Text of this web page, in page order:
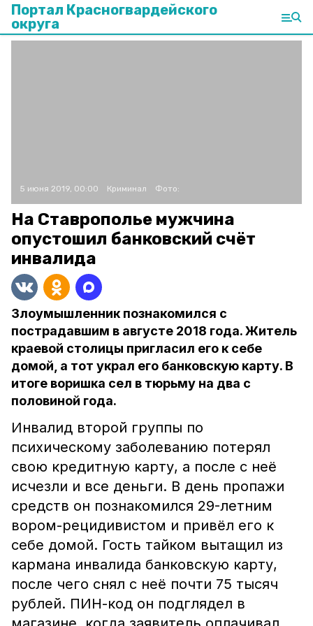
Портал Красногвардейского
округа
5 июня 2019, 00:00 Криминал Фото:
На Ставрополье мужчина
опустошил банковский счёт
инвалида
Злоумышленник познакомился с
пострадавшим в августе 2018 года. Житель
краевой столицы пригласил его к себе
домой, а тот украл его банковскую карту. В
итоге воришка сел в тюрьму на два с
половиной года.
Инвалид второй группы по
психическому заболеванию потерял
свою кредитную карту, а после с неё
исчезли и все деньги. В день пропажи
средств он познакомился 29-летним
вором-рецидивистом и привёл его к
себе домой. Гость тайком вытащил из
кармана инвалида банковскую карту,
после чего снял с неё почти 75 тысяч
рублей. ПИН-код он подглядел в